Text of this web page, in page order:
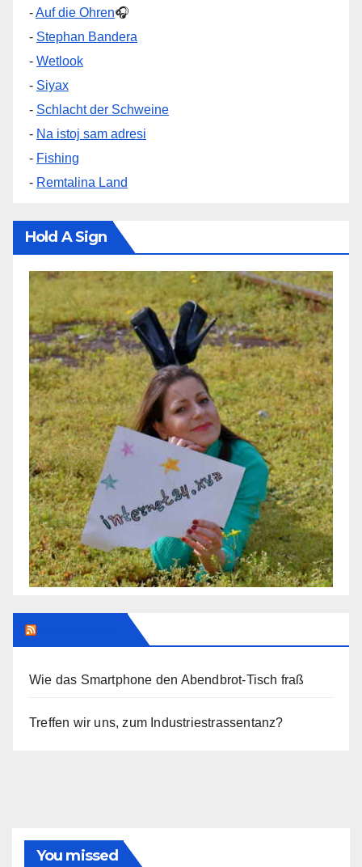
-Auf die Ohren🎧
- Stephan Bandera
- Wetlook
- Siyax
- Schlacht der Schweine
- Na istoj sam adresi
- Fishing
- Remtalina Land
Hold A Sign
Wie das Smartphone den Abendbrot-Tisch fraß
Treffen wir uns, zum Industriestrassentanz?
You missed